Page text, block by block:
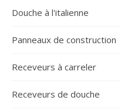
Douche à l'italienne
Panneaux de construction
Receveurs à carreler
Receveurs de douche